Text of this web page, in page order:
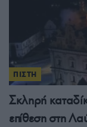
ΠΙΣΤΗ
Σκληρή
επίθεση στη